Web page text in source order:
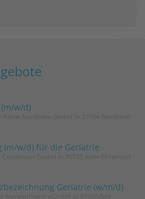
w/d)
(m/w/d) für die Geriatrie
Geriatrie (w/m/d)